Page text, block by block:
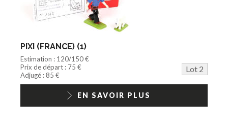
PIXI (FRANCE) (1)
Estimation : 120/150 €
Prix de départ : 75 €
Lot 2
Adjugé : 85 €
EN SAVOIR PLUS